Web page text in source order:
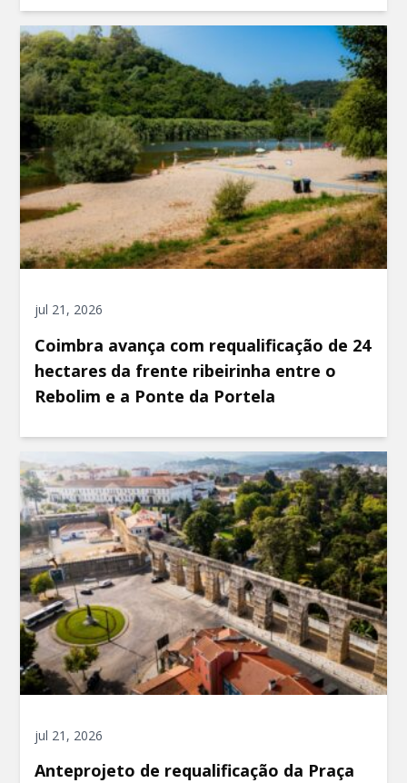
jul 21, 2026
Coimbra avança com requalificação de 24
hectares da frente ribeirinha entre o
Rebolim e a Ponte da Portela
jul 21, 2026
Anteprojeto de requalificação da Praça